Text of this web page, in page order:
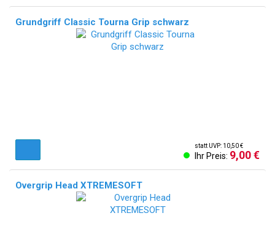
Grundgriff Classic Tourna Grip schwarz
statt UVP: 10,50 €
Ihr Preis: 9,00 €
Overgrip Head XTREMESOFT